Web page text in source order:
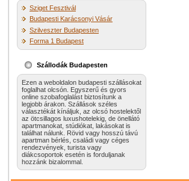
Sziget Fesztivál
Budapesti Karácsonyi Vásár
Szilveszter Budapesten
Forma 1 Budapest
Szállodák Budapesten
Ezen a weboldalon budapesti szállásokat
foglalhat olcsón. Egyszerű és gyors
online szobafoglalást biztosítunk a
legjobb árakon. Szállások széles
választékát kínáljuk, az olcsó hostelektől
az ötcsillagos luxushotelekig, de önellátó
apartmanokat, stúdiókat, lakásokat is
találhat nálunk. Rövid vagy hosszú távú
apartman bérlés, családi vagy céges
rendezvények, turista vagy
diákcsoportok esetén is forduljanak
hozzánk bizalommal.